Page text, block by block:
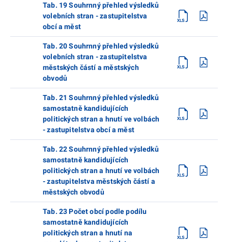
Tab. 19 Souhrnný přehled výsledků
volebních stran - zastupitelstva
obcí a měst
Tab. 20 Souhrnný přehled výsledků
volebních stran - zastupitelstva
městských částí a městských
obvodů
Tab. 21 Souhrnný přehled výsledků
samostatně kandidujících
politických stran a hnutí ve volbách
- zastupitelstva obcí a měst
Tab. 22 Souhrnný přehled výsledků
samostatně kandidujících
politických stran a hnutí ve volbách
- zastupitelstva městských částí a
městských obvodů
Tab. 23 Počet obcí podle podílu
samostatně kandidujících
politických stran a hnutí na